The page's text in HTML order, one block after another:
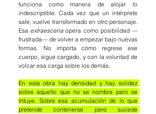
funciona como manera de alojar lo
indescriptible. Cada vez que un intérprete
sale, vuelve transformado en otro personaje.
Esa extraescena opera como posibilidad —
frustrada— de volver a empezar bajo nuevas
formas. No importa cómo regrese ese
cuerpo, sigue cargado, y con la voluntad de
volcar esa carga sobre los demás.
En esta obra hay densidad y hay solidez
sobre aquello que no se nombra pero se
intuye. Sobre esa acumulación de lo que
pretende contenerse pero sucede